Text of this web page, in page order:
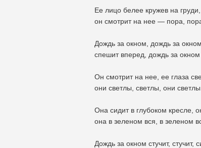
Ее лицо белее кружев на груди,
он смотрит на нее — пора,
Дождь за окном, дождь за
спешит вперед, дождь за
Он смотрит на нее, ее глаза
они светлы, светлы, они светлы.
Она сидит в глубоком кресле,
она в зеленом вся, в зеленом
Дождь за окном стучит, стучит,